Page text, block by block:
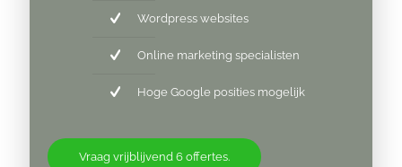
Wordpress websites
Online marketing specialisten
Hoge Google posities mogelijk
Vraag vrijblijvend 6 offertes.